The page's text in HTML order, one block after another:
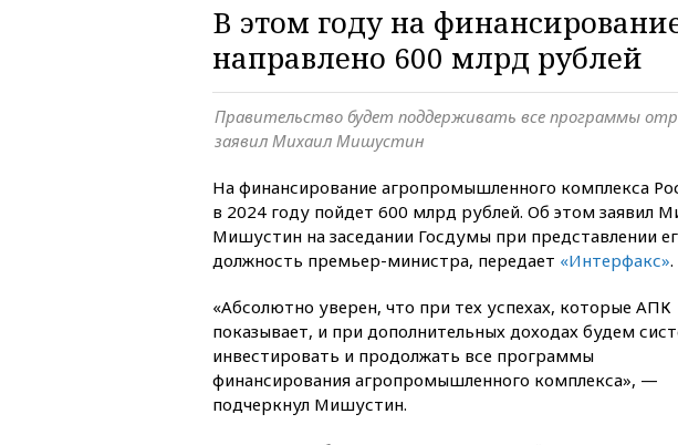
В этом году на
направлено 600 млрд рублей
Правительство будет поддерживать все программы
заявил Михаил Мишустин
На финансирование агропромышленного комплекса
в 2024 году пойдет 600 млрд рублей. Об этом заявил
Мишустин на заседании Госдумы при представлении
должность премьер-министра, передает «Интерфакс».
«Абсолютно уверен, что при тех успехах, которые АПК
показывает, и при дополнительных доходах будем
инвестировать и продолжать все программы
финансирования агропромышленного комплекса», —
подчеркнул Мишустин.